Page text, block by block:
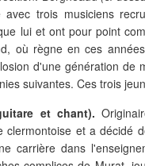
trois musiciens
lui et ont pour point
où règne en ces
d'une génération de
suivantes. Ces trois
et chant).
clermontoise et a décidé
carrière dans